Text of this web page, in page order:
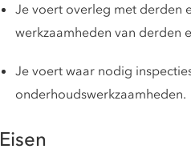
Je voert overleg met derden
werkzaamheden van derden
Je voert waar nodig
onderhoudswerkzaamheden.
Eisen